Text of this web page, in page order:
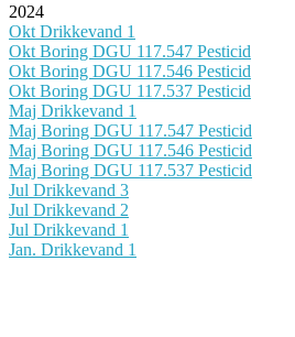
2024
Okt Drikkevand 1
Okt Boring DGU 117.547 Pesticid
Okt Boring DGU 117.546 Pesticid
Okt Boring DGU 117.537 Pesticid
Maj Drikkevand 1
Maj Boring DGU 117.547 Pesticid
Maj Boring DGU 117.546 Pesticid
Maj Boring DGU 117.537 Pesticid
Jul Drikkevand 3
Jul Drikkevand 2
Jul Drikkevand 1
Jan. Drikkevand 1